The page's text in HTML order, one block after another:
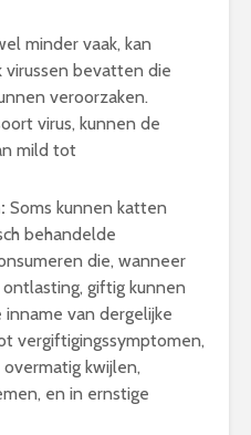
minder vaak, kan
bevatten die
veroorzaken.
virus, kunnen de
mild tot
Soms kunnen katten
behandelde
die, wanneer
giftig kunnen
van dergelijke
vergiftigingssymptomen,
kwijlen,
en in ernstige